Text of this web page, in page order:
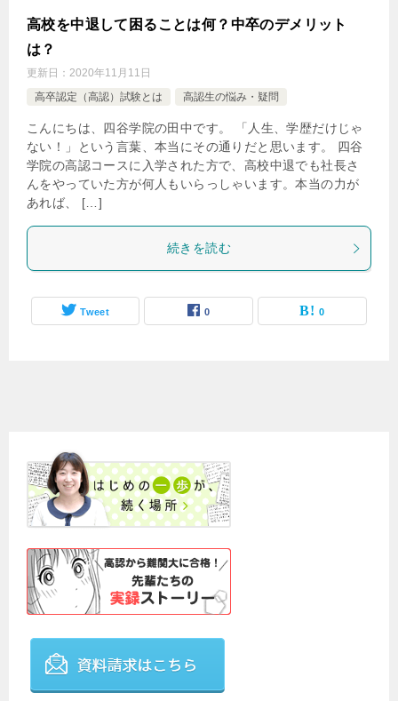
高校を中退して困ることは何？中卒のデメリット
は？
更新日： 2020年11月11日
高卒認定（高認）試験とは
高認生の悩み・疑問
こんにちは、四谷学院の田中です。 「人生、学歴だけじゃ
ない！」という言葉、本当にその通りだと思います。 四谷
学院の高認コースに入学された方で、高校中退でも社長さ
んをやっていた方が何人もいらっしゃいます。本当の力が
あれば、 […]
続きを読む
Tweet 0 0